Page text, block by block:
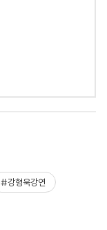
#강형욱강연